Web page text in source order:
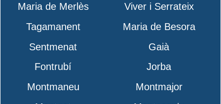
Maria de Merlès
Viver i Serrateix
Tagamanent
Maria de Besora
Sentmenat
Gaià
Fontrubí
Jorba
Montmaneu
Montmajor